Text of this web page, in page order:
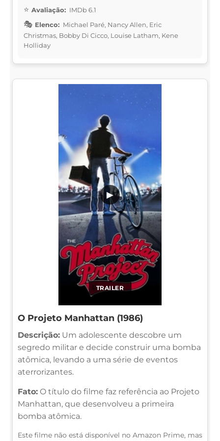
Avaliação: IMDb 6.1
Elenco: Michael Paré, Nancy Allen, Eric
Christmas, Bobby Di Cicco, Louise Latham, Kene
Holliday
TRAILER
▶
O Projeto Manhattan (1986)
Descrição: Um adolescente descobre um
segredo militar e decide construir uma bomba
atômica, levando a uma série de eventos
aterrorizantes.
Fato: O título do filme faz referência ao Projeto
Manhattan, que desenvolveu a primeira
bomba atômica.
Este filme não está disponível no Amazon Prime, mas